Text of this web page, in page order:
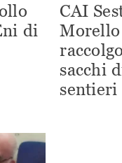
di
CAI
sacchi
sentieri